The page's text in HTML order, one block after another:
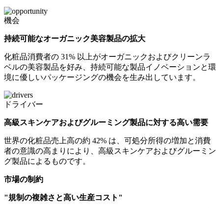
機会
持続可能なオーガニック美容製品の拡大
化粧品消費者の 31% 以上がオーガニックおよびクリーンラ
ベルの美容製品を好み、持続可能な製品イノベーションと環
境に優しいパッケージングの機会を生み出しています。
ドライバー
高級スキンケアおよびグルーミング製品に対する高い需要
世界の化粧品売上高の約 42% は、可処分所得の増加と消費
者の意識の高まりにより、高級スキンケアおよびグルーミン
グ製品によるものです。
市場の制約
"規制の複雑さと高い生産コスト"